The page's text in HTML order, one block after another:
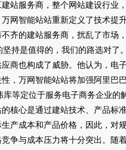
站服务商，整个网站建设行业
网智能站站重新定义了技术提
齐的建站服务商，扰乱了市场
持是值得的，我们的路选对了
商也构成了威胁。他认为，电
，万网智能站站将加强阿里巴
等定位于服务电子商务企业的
核心是通过建站技术、产品标
产成本和产品价格，因此，对
争与成本压力将十分突出。随